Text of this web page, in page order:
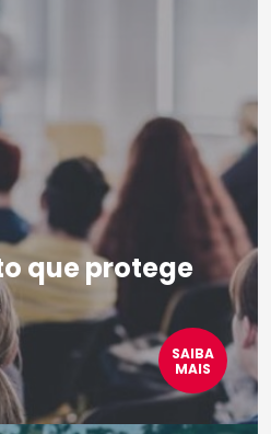
que protege
SAIBA
MAIS